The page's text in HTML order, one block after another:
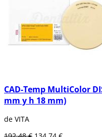
CAD-Temp MultiColor
mm y h 18 mm)
de VITA